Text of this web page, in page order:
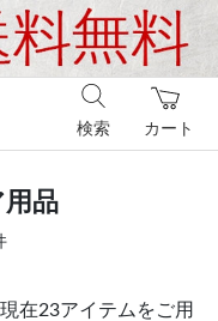
カート
検索
品
在23アイテムをご用